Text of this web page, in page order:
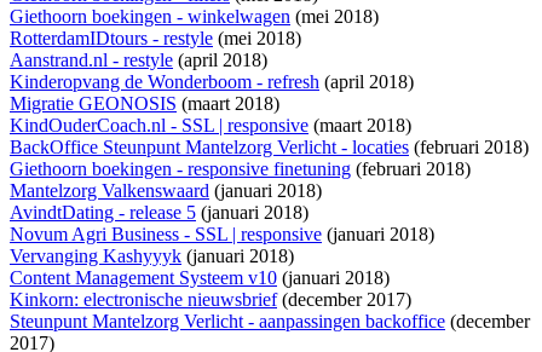
Giethoorn boekingen - winkelwagen (mei 2018)
RotterdamIDtours - restyle (mei 2018)
Aanstrand.nl - restyle (april 2018)
Kinderopvang de Wonderboom - refresh (april 2018)
Migratie GEONOSIS (maart 2018)
KindOuderCoach.nl - SSL | responsive (maart 2018)
BackOffice Steunpunt Mantelzorg Verlicht - locaties (februari 2018)
Giethoorn boekingen - responsive finetuning (februari 2018)
Mantelzorg Valkenswaard (januari 2018)
AvindtDating - release 5 (januari 2018)
Novum Agri Business - SSL | responsive (januari 2018)
Vervanging Kashyyyk (januari 2018)
Content Management Systeem v10 (januari 2018)
Kinkorn: electronische nieuwsbrief(december 2017)
Steunpunt Mantelzorg Verlicht - aanpassingen backoffice (december
2017)